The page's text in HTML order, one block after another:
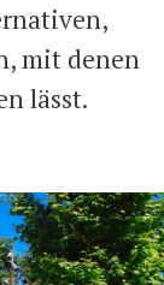
mit denen
lässt.